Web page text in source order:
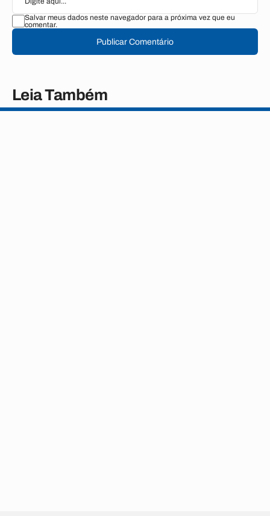
Salvar meus dados neste navegador para a próxima vez que eu
comentar.
Publicar Comentário
Leia Também